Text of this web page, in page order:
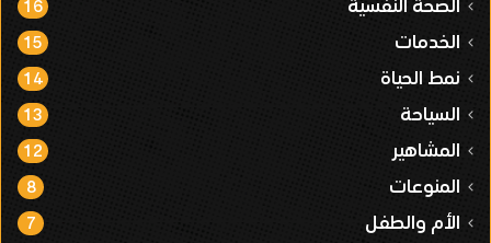
الصحة النفسية 16
الخدمات 15
نمط الحياة 14
السياحة 13
المشاهير 12
المنوعات 8
الأم والطفل 7